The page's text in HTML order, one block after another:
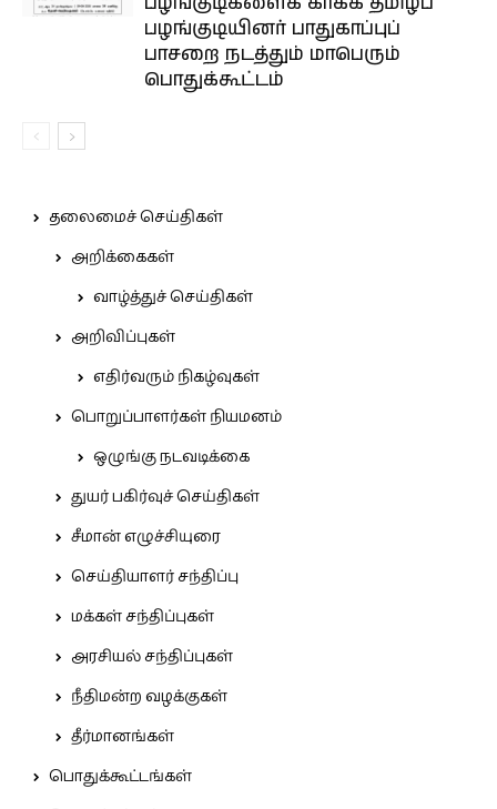
பழங்குடியினர் பாதுகாப்புப்
பாசறை நடத்தும் மாபெரும்
பொதுக்கூட்டம்
தலைமைச் செய்திகள்
அறிக்கைகள்
வாழ்த்துச் செய்திகள்
அறிவிப்புகள்
எதிர்வரும் நிகழ்வுகள்
பொறுப்பாளர்கள் நியமனம்
ஒழுங்கு நடவடிக்கை
துயர் பகிர்வுச் செய்திகள்
சீமான் எழுச்சியுரை
செய்தியாளர் சந்திப்பு
மக்கள் சந்திப்புகள்
அரசியல் சந்திப்புகள்
நீதிமன்ற வழக்குகள்
தீர்மானங்கள்
பொதுக்கூட்டங்கள்